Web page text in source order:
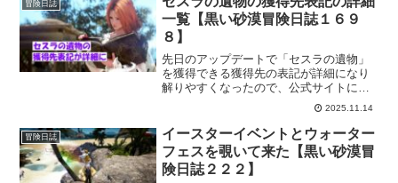
受注した週間依頼です。
冒険日誌
一覧【黒い砂漠冒険日誌１６９
８】
先日のアップデートで「セスラの遺物」
を獲得できる獲得先の表記が詳細になり
解りやすくなったので、公式サイトにあ
りますが、確認しやすい自分用に作りま
2025.11.14
冒険日誌
イースターイベントとウォーター
フェスを覗いて来た【黒い砂漠冒
険日誌２２２】